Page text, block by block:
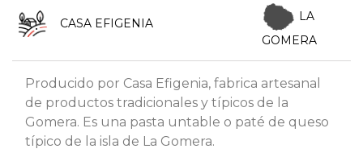
CASA EFIGENIA
LA
GOMERA
Producido por Casa Efigenia, fabrica artesanal
de productos tradicionales y típicos de la
Gomera. Es una pasta untable o paté de queso
típico de la isla de La Gomera.